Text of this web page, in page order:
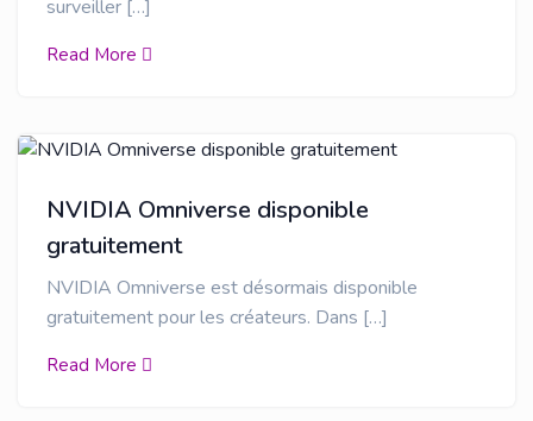
surveiller […]
Read More
NVIDIA Omniverse disponible
gratuitement
NVIDIA Omniverse est désormais disponible
gratuitement pour les créateurs. Dans […]
Read More